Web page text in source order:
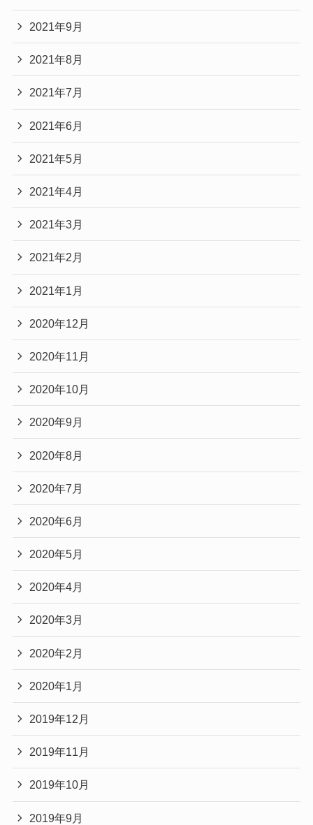
2021年9月
2021年8月
2021年7月
2021年6月
2021年5月
2021年4月
2021年3月
2021年2月
2021年1月
2020年12月
2020年11月
2020年10月
2020年9月
2020年8月
2020年7月
2020年6月
2020年5月
2020年4月
2020年3月
2020年2月
2020年1月
2019年12月
2019年11月
2019年10月
2019年9月